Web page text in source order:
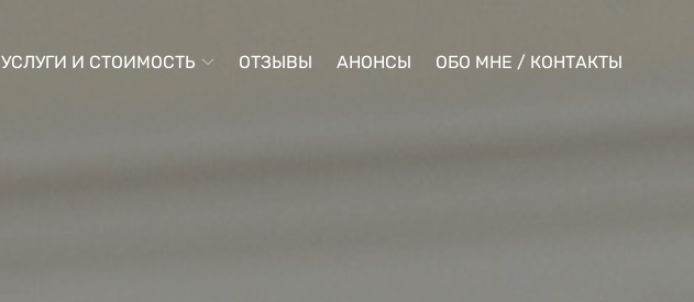
УСЛУГИ И СТОИМОСТЬ ОТЗЫВЫ АНОНСЫ ОБО МНЕ / КОНТАКТЫ